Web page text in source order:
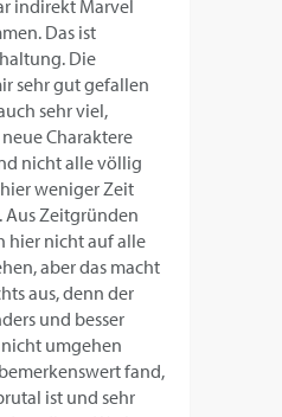
indirekt Marvel
Das ist
Die
sehr gut gefallen
sehr viel,
Charaktere
nicht alle völlig
weniger Zeit
Aus Zeitgründen
hier nicht auf alle
aber das macht
aus, denn der
und besser
umgehen
fand,
ist und sehr